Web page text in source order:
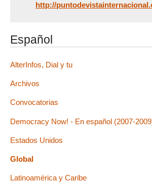
http://
Español
AlterInfos, Dial y tu
Archivos
Convocatorias
Democracy Now! - En español (2007-
Estados Unidos
Global
Latinoamérica y Caribe